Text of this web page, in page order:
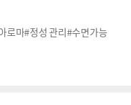
로마#정성 관리#수면가능